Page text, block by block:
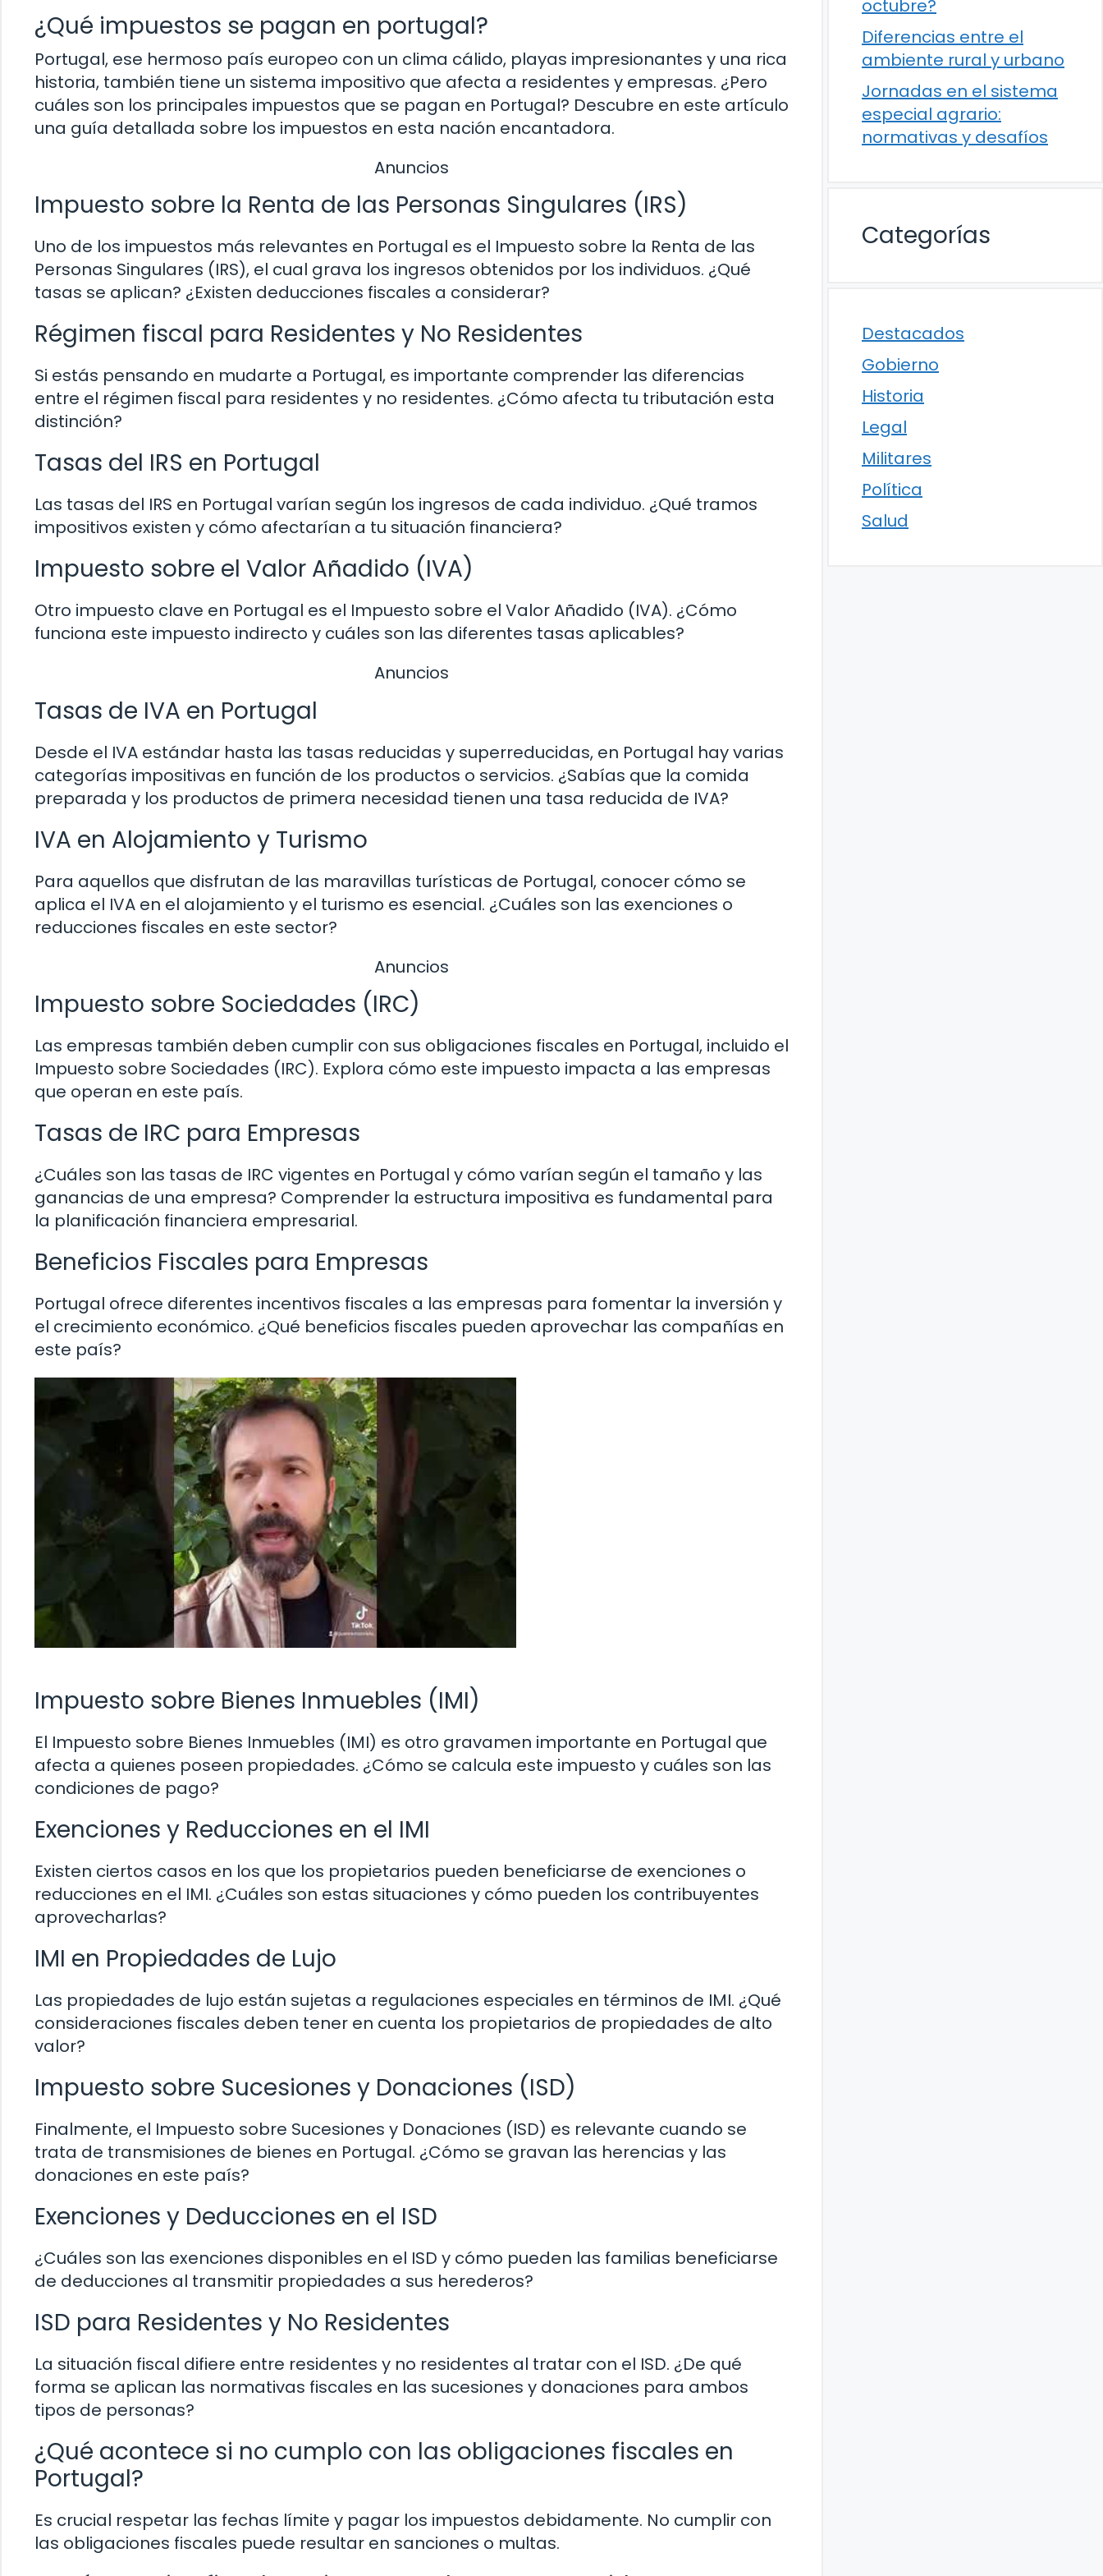
¿Qué impuestos se pagan en portugal?
Portugal, ese hermoso país europeo con un clima cálido, playas impresionantes y una rica
historia, también tiene un sistema impositivo que afecta a residentes y empresas. ¿Pero
cuáles son los principales impuestos que se pagan en Portugal? Descubre en este artículo
una guía detallada sobre los impuestos en esta nación encantadora.
Anuncios
Impuesto sobre la Renta de las Personas Singulares (IRS)
Uno de los impuestos más relevantes en Portugal es el Impuesto sobre la Renta de las
Personas Singulares (IRS), el cual grava los ingresos obtenidos por los individuos. ¿Qué
tasas se aplican? ¿Existen deducciones fiscales a considerar?
Régimen fiscal para Residentes y No Residentes
Si estás pensando en mudarte a Portugal, es importante comprender las diferencias
entre el régimen fiscal para residentes y no residentes. ¿Cómo afecta tu tributación esta
distinción?
Tasas del IRS en Portugal
Las tasas del IRS en Portugal varían según los ingresos de cada individuo. ¿Qué tramos
impositivos existen y cómo afectarían a tu situación financiera?
Impuesto sobre el Valor Añadido (IVA)
Otro impuesto clave en Portugal es el Impuesto sobre el Valor Añadido (IVA). ¿Cómo
funciona este impuesto indirecto y cuáles son las diferentes tasas aplicables?
Anuncios
Tasas de IVA en Portugal
Desde el IVA estándar hasta las tasas reducidas y superreducidas, en Portugal hay varias
categorías impositivas en función de los productos o servicios. ¿Sabías que la comida
preparada y los productos de primera necesidad tienen una tasa reducida de IVA?
IVA en Alojamiento y Turismo
Para aquellos que disfrutan de las maravillas turísticas de Portugal, conocer cómo se
aplica el IVA en el alojamiento y el turismo es esencial. ¿Cuáles son las exenciones o
reducciones fiscales en este sector?
Anuncios
Impuesto sobre Sociedades (IRC)
Las empresas también deben cumplir con sus obligaciones fiscales en Portugal, incluido el
Impuesto sobre Sociedades (IRC). Explora cómo este impuesto impacta a las empresas
que operan en este país.
Tasas de IRC para Empresas
¿Cuáles son las tasas de IRC vigentes en Portugal y cómo varían según el tamaño y las
ganancias de una empresa? Comprender la estructura impositiva es fundamental para
la planificación financiera empresarial.
Beneficios Fiscales para Empresas
Portugal ofrece diferentes incentivos fiscales a las empresas para fomentar la inversión y
el crecimiento económico. ¿Qué beneficios fiscales pueden aprovechar las compañías en
este país?
Impuesto sobre Bienes Inmuebles (IMI)
El Impuesto sobre Bienes Inmuebles (IMI) es otro gravamen importante en Portugal que
afecta a quienes poseen propiedades. ¿Cómo se calcula este impuesto y cuáles son las
condiciones de pago?
Exenciones y Reducciones en el IMI
Existen ciertos casos en los que los propietarios pueden beneficiarse de exenciones o
reducciones en el IMI. ¿Cuáles son estas situaciones y cómo pueden los contribuyentes
aprovecharlas?
IMI en Propiedades de Lujo
Las propiedades de lujo están sujetas a regulaciones especiales en términos de IMI. ¿Qué
consideraciones fiscales deben tener en cuenta los propietarios de propiedades de alto
valor?
Impuesto sobre Sucesiones y Donaciones (ISD)
Finalmente, el Impuesto sobre Sucesiones y Donaciones (ISD) es relevante cuando se
trata de transmisiones de bienes en Portugal. ¿Cómo se gravan las herencias y las
donaciones en este país?
Exenciones y Deducciones en el ISD
¿Cuáles son las exenciones disponibles en el ISD y cómo pueden las familias beneficiarse
de deducciones al transmitir propiedades a sus herederos?
ISD para Residentes y No Residentes
La situación fiscal difiere entre residentes y no residentes al tratar con el ISD. ¿De qué
forma se aplican las normativas fiscales en las sucesiones y donaciones para ambos
tipos de personas?
¿Qué acontece si no cumplo con las obligaciones fiscales en
Portugal?
Es crucial respetar las fechas límite y pagar los impuestos debidamente. No cumplir con
las obligaciones fiscales puede resultar en sanciones o multas.
octubre?
Diferencias entre el
ambiente rural y urbano
Jornadas en el sistema
especial agrario:
normativas y desafíos
Categorías
Destacados
Gobierno
Historia
Legal
Militares
Política
Salud